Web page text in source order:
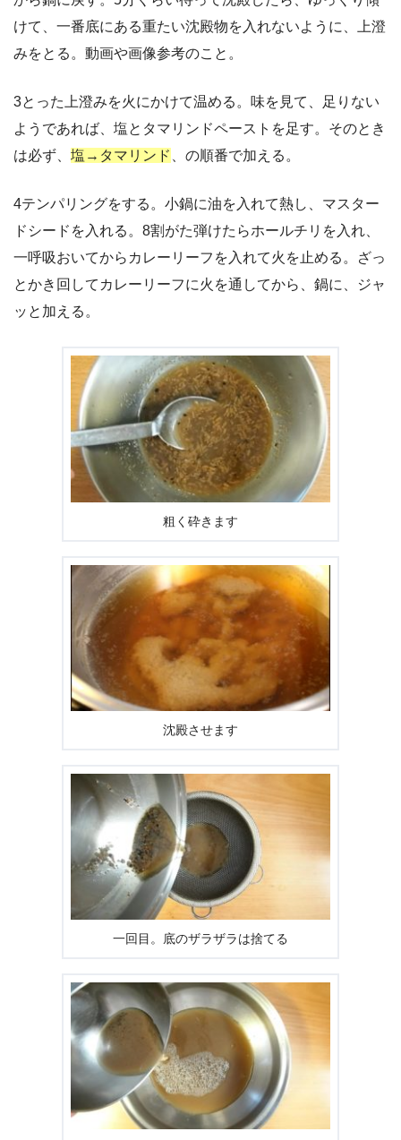
けて、一番底にある重たい沈殿物を入れないように、上澄
みをとる。動画や画像参考のこと。
3とった上澄みを火にかけて温める。味を見て、足りない
ようであれば、塩とタマリンドペーストを足す。そのとき
は必ず、 塩→タマリンド 、の順番で加える。
4テンパリングをする。小鍋に油を入れて熱し、マスター
ドシードを入れる。8割がた弾けたらホールチリを入れ、
一呼吸おいてからカレーリーフを入れて火を止める。ざっ
とかき回してカレーリーフに火を通してから、鍋に、ジャ
ッと加える。
粗く砕きます
沈殿させます
一回目。底のザラザラは捨てる